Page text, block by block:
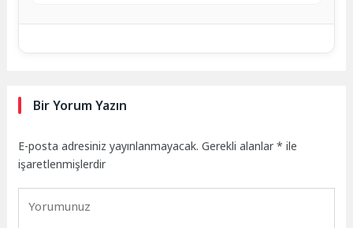
Bir Yorum Yazın
E-posta adresiniz yayınlanmayacak. Gerekli alanlar* ile
işaretlenmişlerdir